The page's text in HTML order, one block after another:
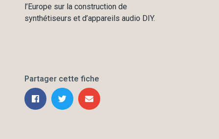
l’Europe sur la construction de
synthétiseurs et d’appareils audio DIY.
Partager cette fiche